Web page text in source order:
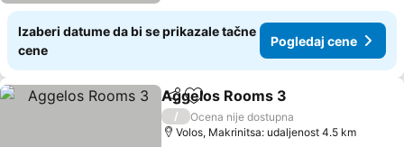
Izaberi datume da bi se prikazale tačne
cene
Pogledaj cene
Deli Dodati u favorite
Aggelos Rooms 3
/
Ocena nije dostupna
Volos, Makrinitsa: udaljenost 4.5 km